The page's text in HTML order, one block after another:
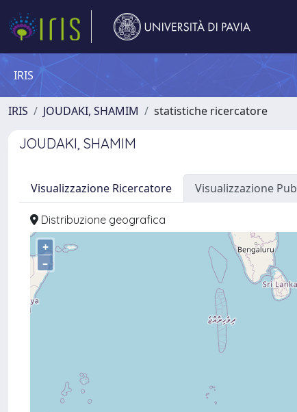
IRIS
IRIS JOUDAKI, SHAMIM statistiche ricercatore
JOUDAKI, SHAMIM
Visualizzazione Ricercatore Visualizzazione
Distribuzione geografica
+
–